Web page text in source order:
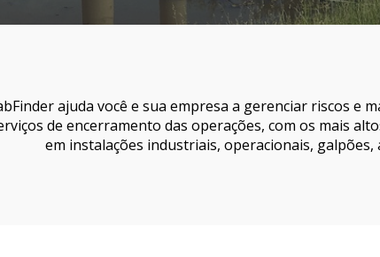
ajuda você e sua empresa a gerenciar riscos e
de encerramento das operações, com os mais
em instalações industriais, operacionais,